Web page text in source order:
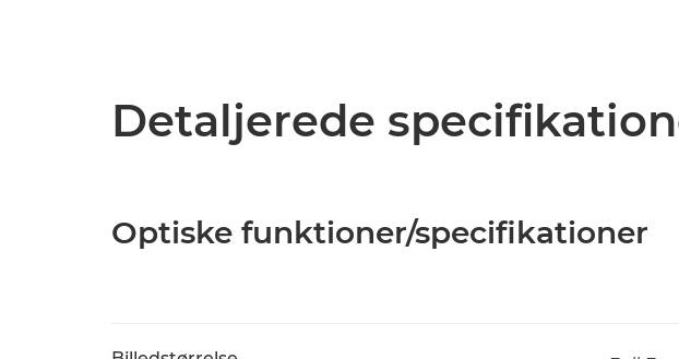
Detaljerede
Optiske funktioner/specifikationer